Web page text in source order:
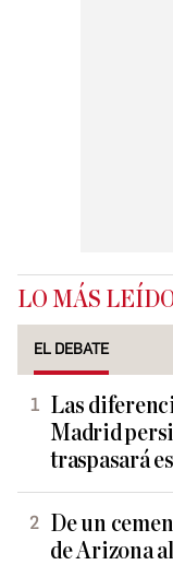
LO MÁS
EL DEBATE
Las
Madrid
traspasará
De un
de Arizona